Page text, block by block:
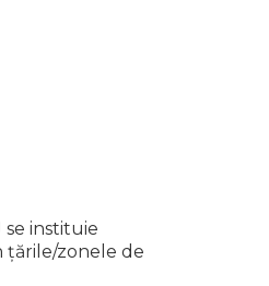
se instituie
țările/zonele de